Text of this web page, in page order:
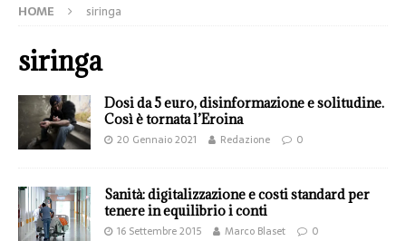
HOME siringa
siringa
Dosi da 5 euro, disinformazione e solitudine.
Così è tornata l’Eroina
20 Gennaio 2021 Redazione 0
Sanità: digitalizzazione e costi standard per
tenere in equilibrio i conti
16 Settembre 2015 Marco Blaset 0